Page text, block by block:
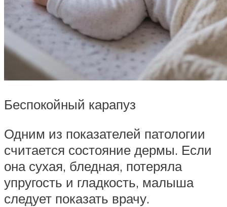
Беспокойный карапуз
Одним из показателей патологии
считается состояние дермы. Если
она сухая, бледная, потеряла
упругость и гладкость, малыша
следует показать врачу.